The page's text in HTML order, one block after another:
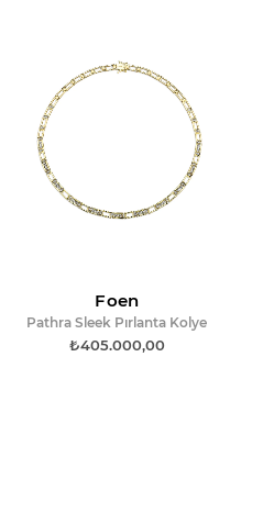
Foen
Pathra Sleek Pırlanta Kolye
₺405.000,00